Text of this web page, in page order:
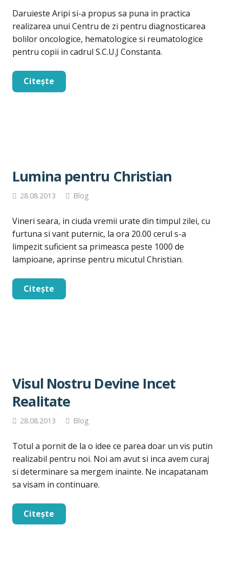
Daruieste Aripi si-a propus sa puna in practica
realizarea unui Centru de zi pentru diagnosticarea
bolilor oncologice, hematologice si reumatologice
pentru copii in cadrul S.C.U.J Constanta.
Citește
Lumina pentru Christian
28.08.2013 Blog
Vineri seara, in ciuda vremii urate din timpul zilei, cu
furtuna si vant puternic, la ora 20.00 cerul s-a
limpezit suficient sa primeasca peste 1000 de
lampioane, aprinse pentru micutul Christian.
Citește
Visul Nostru Devine Incet
Realitate
28.08.2013 Blog
Totul a pornit de la o idee ce parea doar un vis putin
realizabil pentru noi. Noi am avut si inca avem curaj
si determinare sa mergem inainte. Ne incapatanam
sa visam in continuare.
Citește